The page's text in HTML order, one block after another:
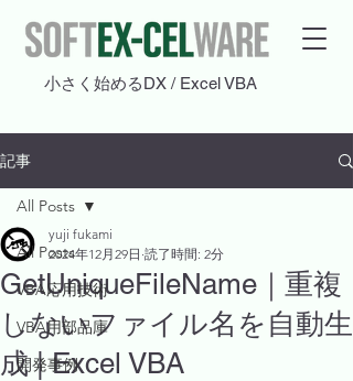
​小さく始めるDX / Excel VBA
記事
All Posts
VBA応用技術
VBA用部品庫
開発事例
All Posts
GetUniqueFileName｜重複
しないファイル名を自動生
成 | Excel VBA
yuji fukami
2024年12月29日 読了時間: 2分